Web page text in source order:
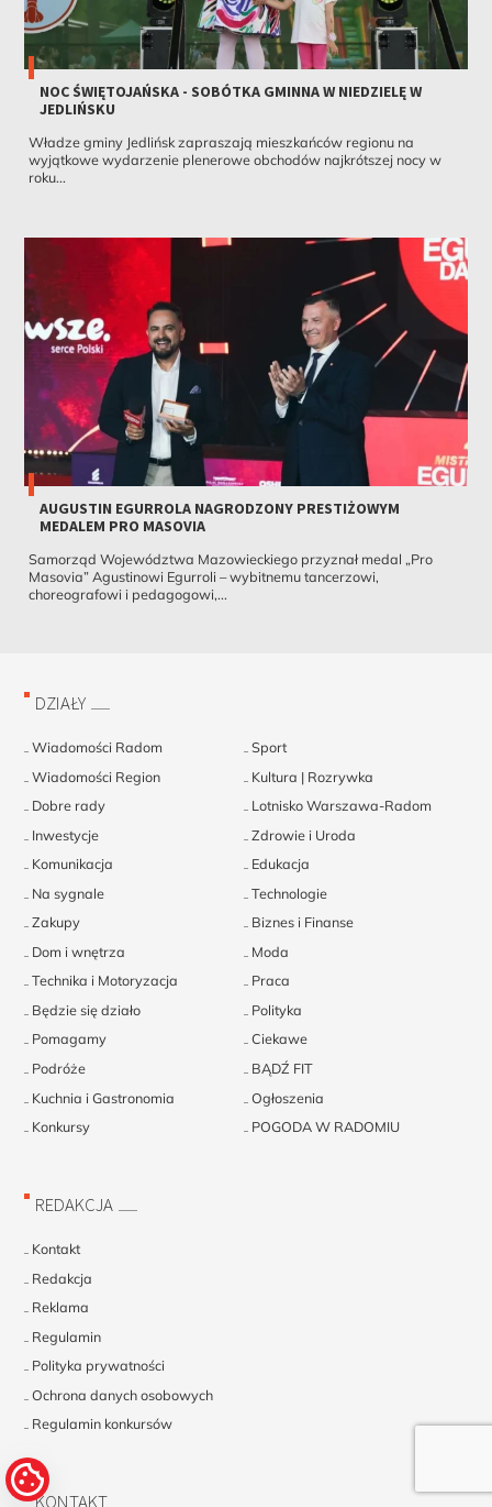
NOC ŚWIĘTOJAŃSKA - SOBÓTKA GMINNA W NIEDZIELĘ W
JEDLIŃSKU
Władze gminy Jedlińsk zapraszają mieszkańców regionu na
wyjątkowe wydarzenie plenerowe obchodów najkrótszej nocy w
roku...
AUGUSTIN EGURROLA NAGRODZONY PRESTIŻOWYM
MEDALEM PRO MASOVIA
Samorząd Województwa Mazowieckiego przyznał medal „Pro
Masovia” Agustinowi Egurroli – wybitnemu tancerzowi,
choreografowi i pedagogowi,...
DZIAŁY
Wiadomości Radom
Sport
Wiadomości Region
Kultura | Rozrywka
Dobre rady
Lotnisko Warszawa-Radom
Inwestycje
Zdrowie i Uroda
Komunikacja
Edukacja
Na sygnale
Technologie
Zakupy
Biznes i Finanse
Dom i wnętrza
Moda
Technika i Motoryzacja
Praca
Będzie się działo
Polityka
Pomagamy
Ciekawe
Podróże
BĄDŹ FIT
Kuchnia i Gastronomia
Ogłoszenia
Konkursy
POGODA W RADOMIU
REDAKCJA
Kontakt
Redakcja
Reklama
Regulamin
Polityka prywatności
Ochrona danych osobowych
Regulamin konkursów
KONTAKT